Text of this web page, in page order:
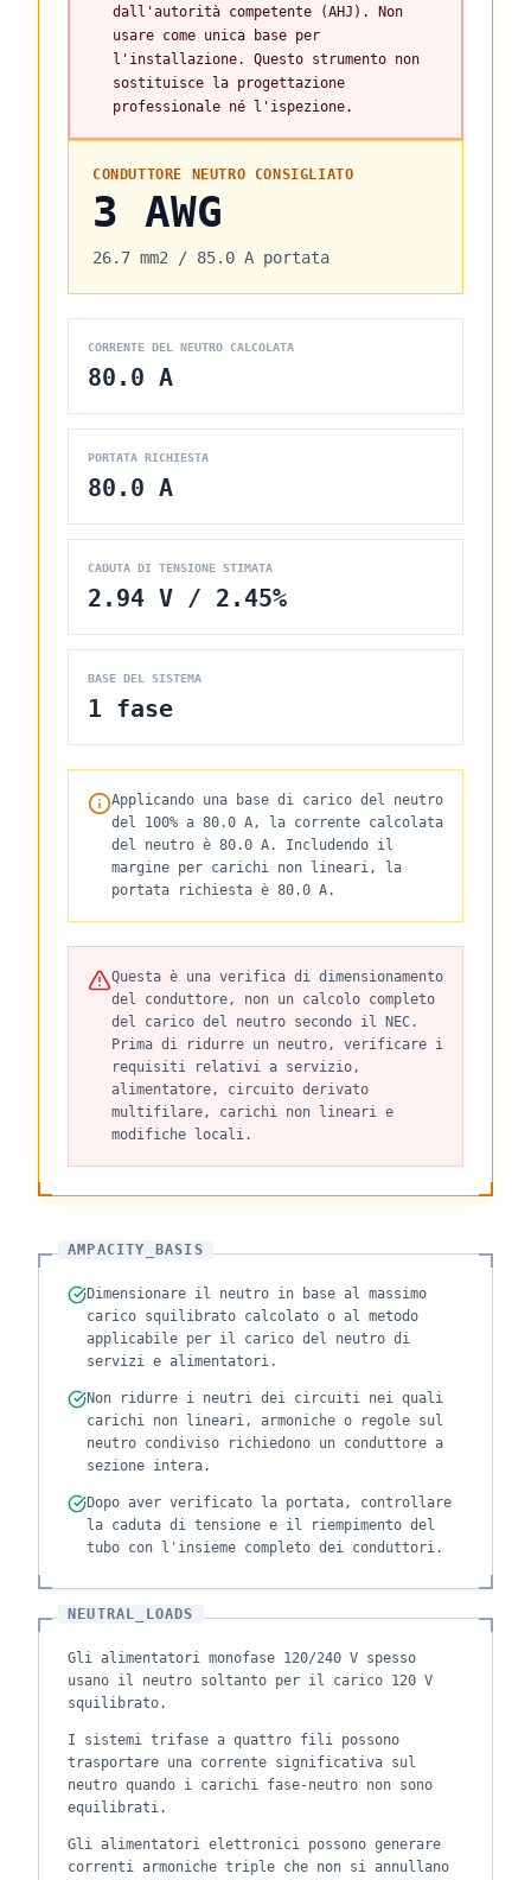
dall'autorità competente (AHJ). Non
usare come unica base per
l'installazione. Questo strumento non
sostituisce la progettazione
professionale né l'ispezione.
CONDUTTORE NEUTRO CONSIGLIATO
3 AWG
26.7 mm2 / 85.0 A portata
CORRENTE DEL NEUTRO CALCOLATA
80.0 A
PORTATA RICHIESTA
80.0 A
CADUTA DI TENSIONE STIMATA
2.94 V / 2.45%
BASE DEL SISTEMA
1 fase
Applicando una base di carico del neutro
del 100% a 80.0 A, la corrente calcolata
del neutro è 80.0 A. Includendo il
margine per carichi non lineari, la
portata richiesta è 80.0 A.
Questa è una verifica di dimensionamento
del conduttore, non un calcolo completo
del carico del neutro secondo il NEC.
Prima di ridurre un neutro, verificare i
requisiti relativi a servizio,
alimentatore, circuito derivato
multifilare, carichi non lineari e
modifiche locali.
AMPACITY_BASIS
Dimensionare il neutro in base al massimo
carico squilibrato calcolato o al metodo
applicabile per il carico del neutro di
servizi e alimentatori.
Non ridurre i neutri dei circuiti nei quali
carichi non lineari, armoniche o regole sul
neutro condiviso richiedono un conduttore a
sezione intera.
Dopo aver verificato la portata, controllare
la caduta di tensione e il riempimento del
tubo con l'insieme completo dei conduttori.
NEUTRAL_LOADS
Gli alimentatori monofase 120/240 V spesso
usano il neutro soltanto per il carico 120 V
squilibrato.
I sistemi trifase a quattro fili possono
trasportare una corrente significativa sul
neutro quando i carichi fase-neutro non sono
equilibrati.
Gli alimentatori elettronici possono generare
correnti armoniche triple che non si annullano